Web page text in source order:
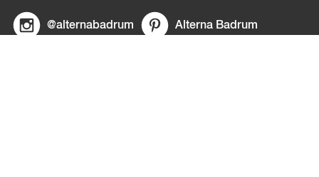
@alternabadrum Alterna Badrum